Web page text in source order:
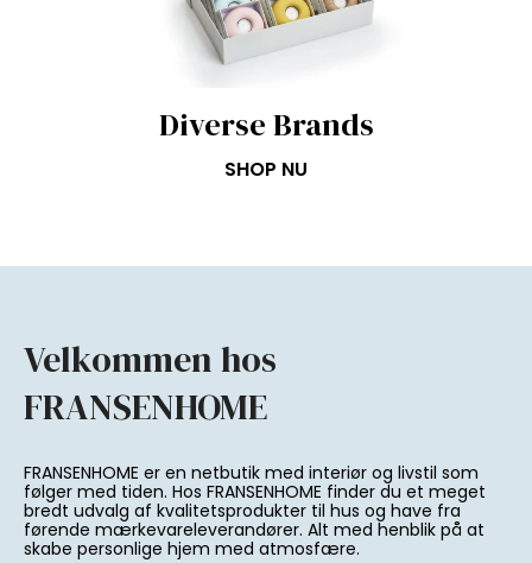
Diverse Brands
SHOP NU
Velkommen hos
FRANSENHOME
FRANSENHOME er en netbutik med interiør og livstil som
følger med tiden. Hos FRANSENHOME finder du et meget
bredt udvalg af kvalitetsprodukter til hus og have fra
førende mærkevareleverandører. Alt med henblik på at
skabe personlige hjem med atmosfære.